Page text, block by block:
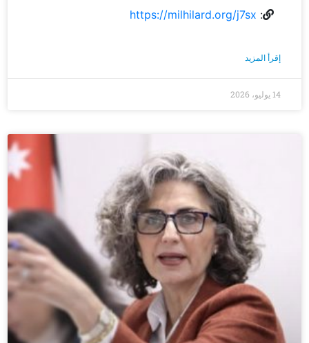
:
https://milhilard.org/j7sx
إقرأ المزيد
14 يوليو، 2026